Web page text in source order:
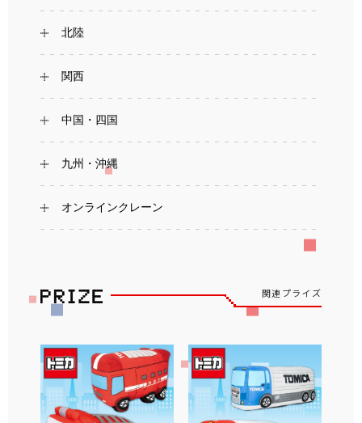
北陸
関西
中国・四国
九州・沖縄
オンラインクレーン
関連プライズ